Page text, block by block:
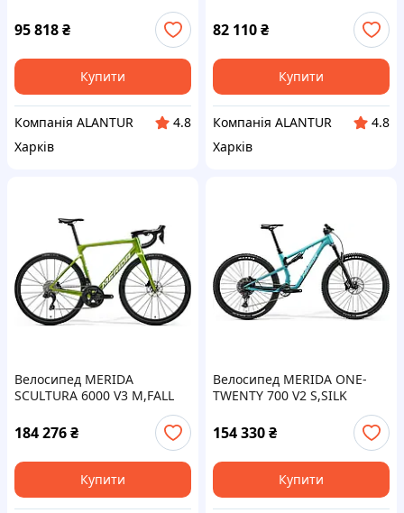
95 818₴
Купити
Компанія ALANTUR
4.8
Харків
II2,XL,SILK BLACK(DARK SIL
82 110₴
Купити
Компанія ALANTUR
4.8
Харків
Велосипед MERIDA
SCULTURA 6000 V3 M,FALL
184 276₴
Купити
Велосипед MERIDA ONE-
TWENTY 700 V2 S,SILK
154 330₴
Купити